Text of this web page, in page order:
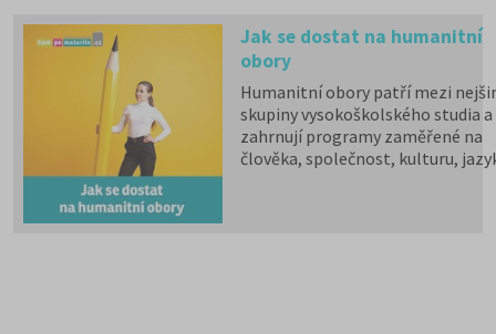
Jak se dostat na humanitní
obory
Humanitní obory patří mezi
skupiny vysokoškolského studia a
zahrnují programy zaměřené na
člověka, společnost, kulturu,